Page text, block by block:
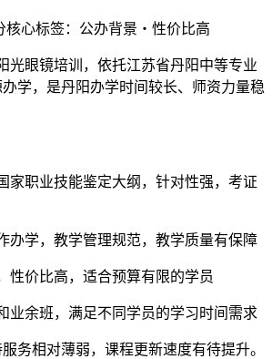
核心标签：公办背景・性价比高
光眼镜培训，依托江苏省丹阳中等专业
学，是丹阳办学时间较长、师资力量稳
家职业技能鉴定大纲，针对性强，考证
办学，教学管理规范，教学质量有保障
性价比高，适合预算有限的学员
业余班，满足不同学员的学习时间需求
务相对薄弱，课程更新速度有待提升。